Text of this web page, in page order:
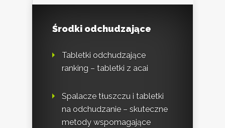
Środki odchudzające
Tabletki odchudzające
ranking – tabletki z acai
Spalacze tłuszczu i tabletki
na odchudzanie – skuteczne
metody wspomagające